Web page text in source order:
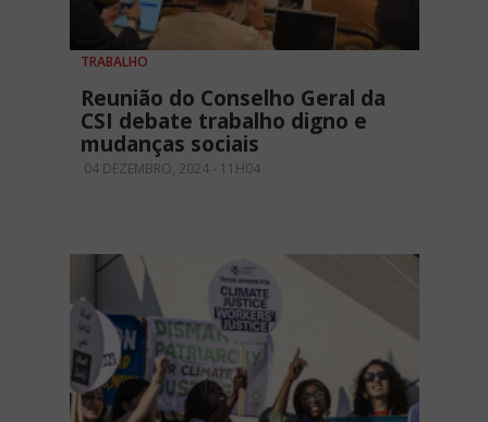
TRABALHO
Reunião do Conselho Geral da
CSI debate trabalho digno e
mudanças sociais
04 DEZEMBRO, 2024 - 11H04